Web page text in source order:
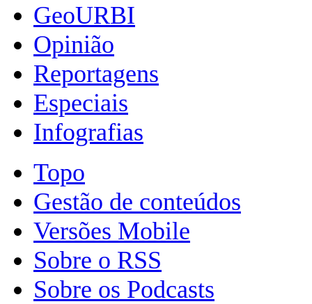
GeoURBI
Opinião
Reportagens
Especiais
Infografias
Topo
Gestão de conteúdos
Versões Mobile
Sobre o RSS
Sobre os Podcasts